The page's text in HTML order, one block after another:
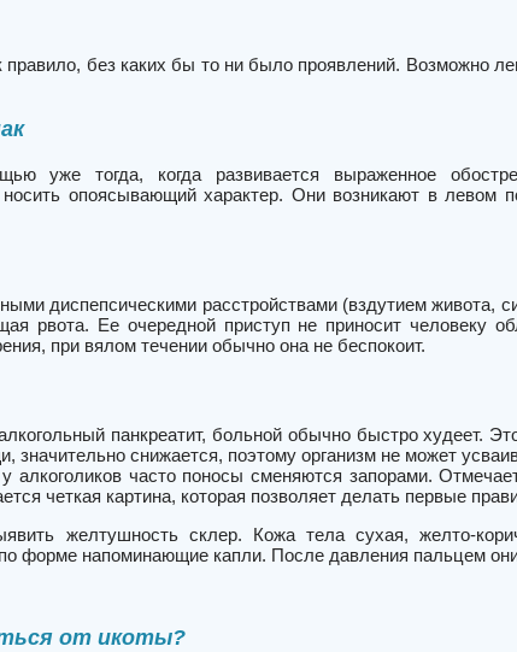
правило, без каких бы то ни было проявлений. Возможно
уже тогда, когда развивается выраженное
носить опоясывающий характер. Они возникают в левом
диспепсическими расстройствами (вздутием живота,
рвота. Ее очередной приступ не приносит человеку
при вялом течении обычно она не беспокоит.
панкреатит, больной обычно быстро худеет.
значительно снижается, поэтому организм не может
алкоголиков часто поносы сменяются запорами.
четкая картина, которая позволяет делать первые
желтушность склер. Кожа тела сухая, желто-
форме напоминающие капли. После давления пальцем
от икоты?